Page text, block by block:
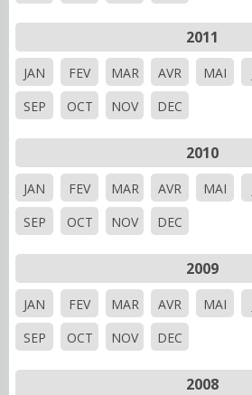
2011
JAN FEV MAR AVR MAI
SEP
OCT NOV DEC
2010
JAN FEV MAR AVR MAI
SEP
OCT NOV DEC
2009
JAN FEV MAR AVR MAI
SEP
OCT NOV DEC
2008